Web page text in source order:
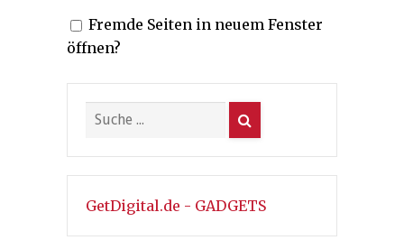
Fremde Seiten in neuem Fenster
öffnen?
GetDigital.de - GADGETS